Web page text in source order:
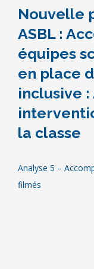
Nouvelle
ASBL :
équipes
en place
inclusive :
la classe
Analyse 5 –
filmés